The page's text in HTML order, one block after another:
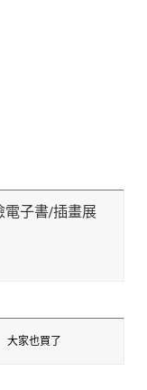
電子書/插畫展
大家也買了